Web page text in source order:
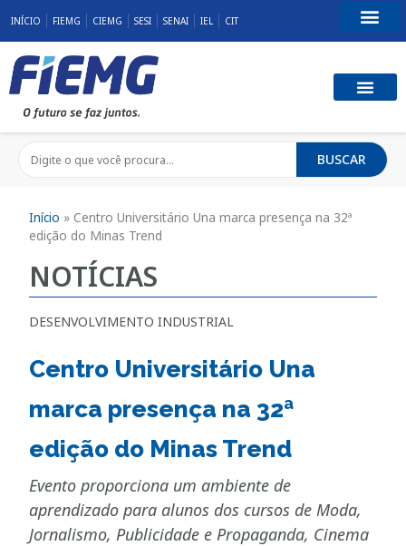
INÍCIO FIEMG CIEMG SESI SENAI IEL CIT
BUSCAR
Início » Centro Universitário Una marca presença na 32ª
edição do Minas Trend
NOTÍCIAS
DESENVOLVIMENTO INDUSTRIAL
Centro Universitário Una
marca presença na 32ª
edição do Minas Trend
Evento proporciona um ambiente de
aprendizado para alunos dos cursos de Moda,
Jornalismo, Publicidade e Propaganda, Cinema